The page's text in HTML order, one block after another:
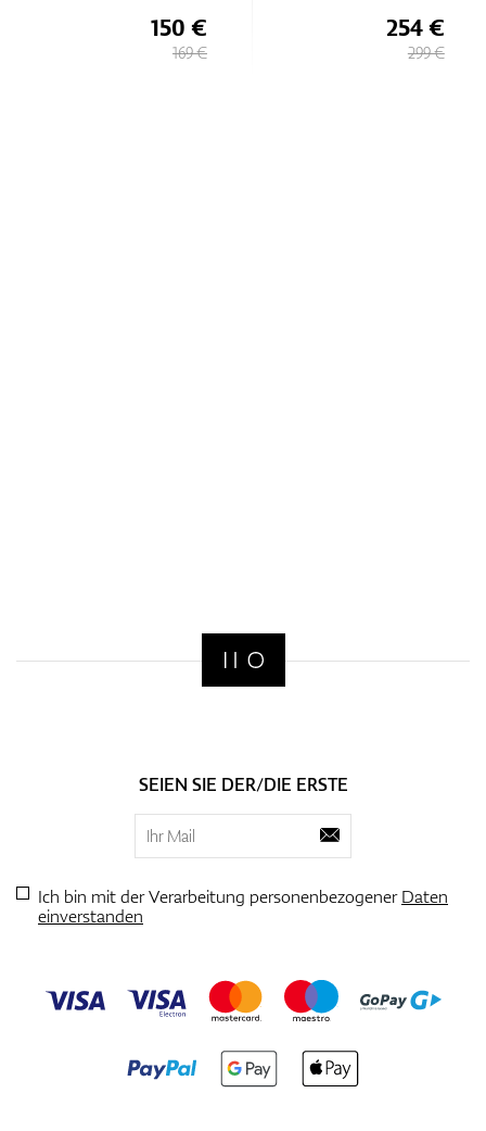
150 €
169 €
254 €
299 €
SEIEN SIE DER/DIE ERSTE
Ich bin mit der Verarbeitung personenbezogenerDaten
einverstanden